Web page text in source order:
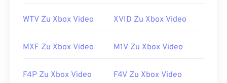
WTV Zu Xbox Video XVID Zu Xbox Video
MXF Zu Xbox Video M1V Zu Xbox Video
F4P Zu Xbox Video F4V Zu Xbox Video